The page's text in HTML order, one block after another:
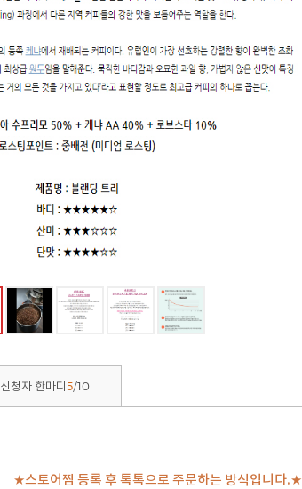
신청자 한마디 5/10
★스토어찜 등록 후 톡톡으로 주문하는 방식입니다.★